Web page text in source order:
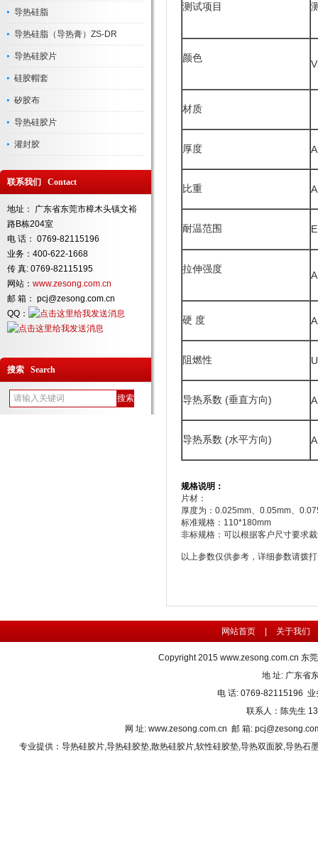
导热硅脂
导热硅脂（导热膏）ZS-DR
导热硅胶片
硅胶帽套
矽胶布
导热硅胶片
灌封胶
联系我们 Contact
地址： 广东省东莞市樟木头镇文裕
路B栋204室
电 话： 0769-82115196
业务：400-622-1668
传 真: 0769-82115195
网站： www.zesong.com.cn
邮 箱： pcj@zesong.com.cn
QQ：
搜索 Search
测试项目
颜色
材质
厚度
比重
耐温范围
拉伸强度
硬 度
阻燃性
导热系数 (垂直方向)
导热系数 (水平方向)
规格说明：
片材：
厚度为：0.025mm、0.05mm、
标准规格：110*180mm
非标规格：可以根据客户尺寸要求
以上参数仅供参考，详细参数请拨
网站首页 关于我们
Copyright 2015 www.zesong.com.cn 东
地 址: 广东省
电 话: 0769-82115196
联系人：陈先生
网 址: www.zesong.com.cn 邮 箱:
专业提供： 导热硅胶片,导热硅胶垫,散热硅胶片,软性硅胶垫,导热双面胶,导热石